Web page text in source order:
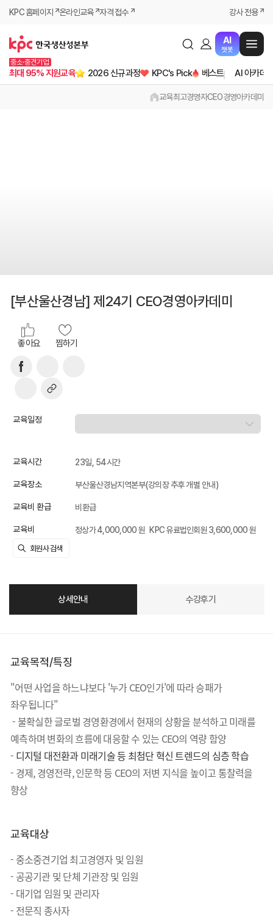
KPC 홈페이지 온라인교육 자격 접수 강사 전용
AI
챗봇
중소·중견기업
최대 95% 지원교육 2026 신규과정 KPC's Pick 베스트 AI 아카데
교육최고경영자CEO경영아카데미
[부산울산경남] 제24기 CEO경영아카데미
좋아요 찜하기
교육일정
교육시간 23일, 54시간
교육장소 부산울산경남지역본부(강의장 추후 개별 안내)
교육비 환급 비환급
교육비 정상가 4,000,000 원 KPC 유료법인회원 3,600,000 원
상세안내 수강후기
교육목적/특징
"어떤 사업을 하느냐보다 '누가 CEO인가'에 따라 승패가
좌우됩니다"
- 불확실한 글로벌 경영환경에서 현재의 상황을 분석하고 미래를
예측하며 변화의 흐름에 대응할 수 있는 CEO의 역량 함양
- 디지털 대전환과 미래기술 등 최첨단 혁신 트렌드의 심층 학습
- 경제, 경영전략, 인문학 등 CEO의 저변 지식을 높이고 통찰력을
향상
교육대상
- 중소중견기업 최고경영자 및 임원
- 공공기관 및 단체 기관장 및 임원
- 대기업 임원 및 관리자
- 전문직 종사자